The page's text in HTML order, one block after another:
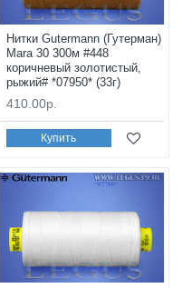
Нитки Gutermann (Гутерман)
Mara 30 300м #448
коричневый золотистый,
рыжий# *07950* (33г)
410.00р.
Купить